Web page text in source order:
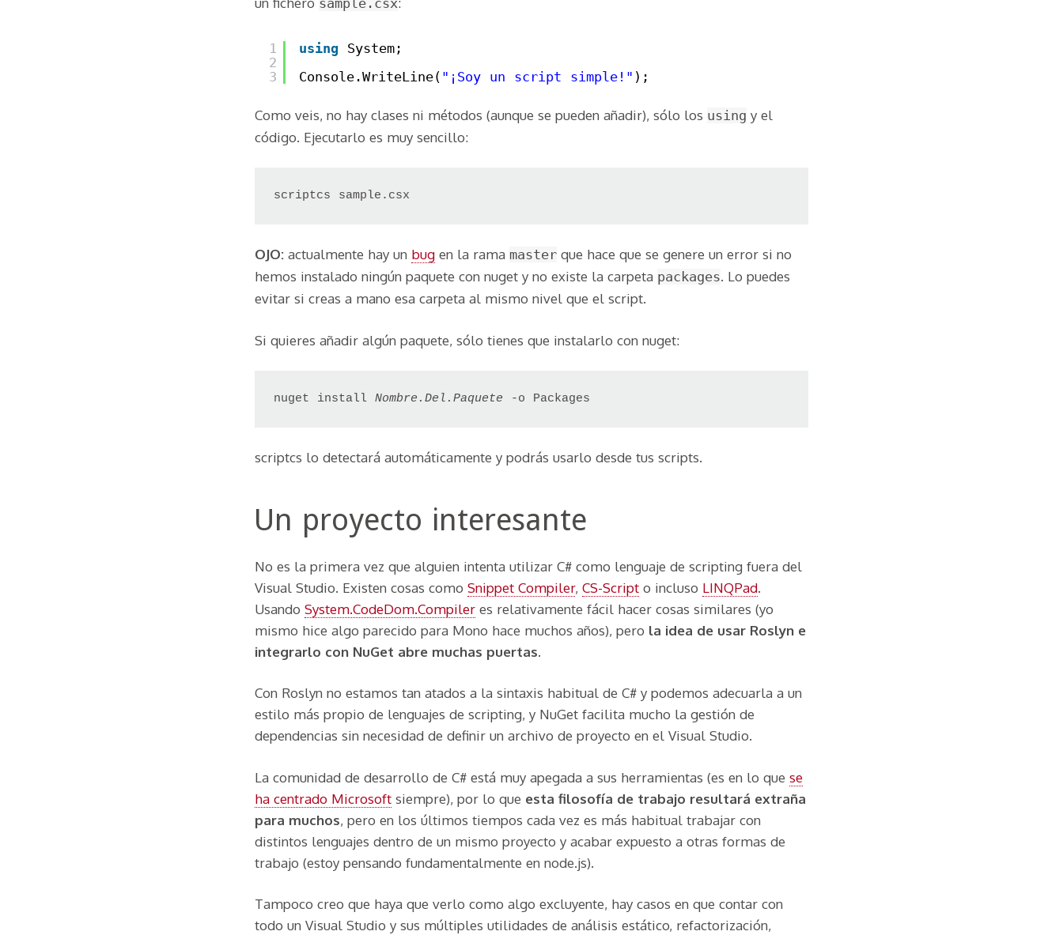
sample.csx
1
2
3
using System;
Console.WriteLine( "¡Soy un script simple!" );
Como veis, no hay clases ni métodos (aunque se pueden añadir), sólo los using y el
código. Ejecutarlo es muy sencillo:
OJO: actualmente hay un bug en la rama master que hace que se genere un error si no
hemos instalado ningún paquete con nuget y no existe la carpeta packages. Lo puedes
evitar si creas a mano esa carpeta al mismo nivel que el script.
Si quieres añadir algún paquete, sólo tienes que instalarlo con nuget:
nuget install Nombre.Del.Paquete
scriptcs lo detectará automáticamente y podrás usarlo desde tus scripts.
Un proyecto interesante
No es la primera vez que alguien intenta utilizar C# como lenguaje de scripting fuera del
Visual Studio. Existen cosas como Snippet Compiler, CS-Script o incluso LINQPad.
Usando System.CodeDom.Compiler es relativamente fácil hacer cosas similares (yo
mismo hice algo parecido para Mono hace muchos años), pero la idea de usar Roslyn e
integrarlo con NuGet abre muchas puertas.
Con Roslyn no estamos tan atados a la sintaxis habitual de C# y podemos adecuarla a un
estilo más propio de lenguajes de scripting, y NuGet facilita mucho la gestión de
dependencias sin necesidad de definir un archivo de proyecto en el Visual Studio.
La comunidad de desarrollo de C# está muy apegada a sus herramientas (es en lo que se
ha centrado Microsoft siempre), por lo que esta filosofía de trabajo resultará extraña
para muchos, pero en los últimos tiempos cada vez es más habitual trabajar con
distintos lenguajes dentro de un mismo proyecto y acabar expuesto a otras formas de
trabajo (estoy pensando fundamentalmente en node.js).
Tampoco creo que haya que verlo como algo excluyente, hay casos en que contar con
todo un Visual Studio y sus múltiples utilidades de análisis estático, refactorización,